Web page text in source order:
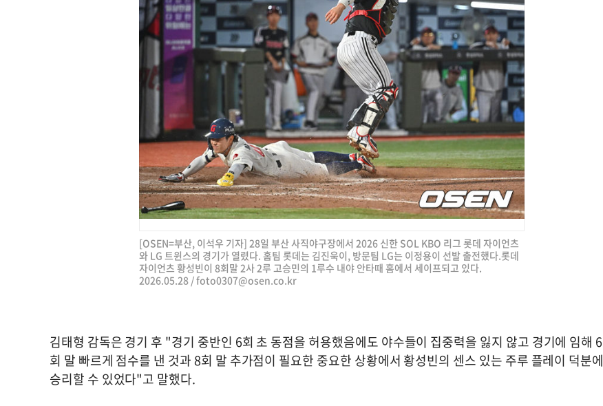
[OSEN=부산, 이석우 기자] 28일 부산 사직야구장에서 2026 신한 SOL KBO 리그 롯데 자이언츠
와 LG 트윈스의 경기가 열렸다. 홈팀 롯데는 김진욱이, 방문팀 LG는 이정용이 선발 출전했다.롯데
자이언츠 황성빈이 8회말 2사 2루 고승민의 1루수 내야 안타때 홈에서 세이프되고 있다.
2026.05.28 /foto0307@osen.co.kr
김태형 감독은 경기 후 "경기 중반인 6회 초 동점을 허용했음에도 야수들이 집중력을 잃지 않고 경기에 임해 6
회 말 빠르게 점수를 낸 것과 8회 말 추가점이 필요한 중요한 상황에서 황성빈의 센스 있는 주루 플레이 덕분에
승리할 수 있었다"고 말했다.